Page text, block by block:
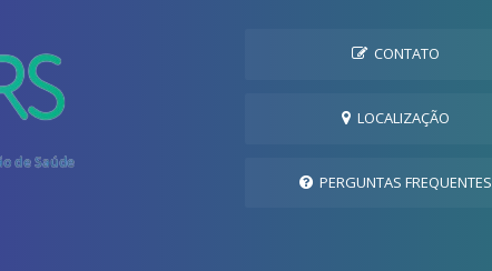
CONTATO
LOCALIZAÇÃO
PERGUNTAS FREQUENTES